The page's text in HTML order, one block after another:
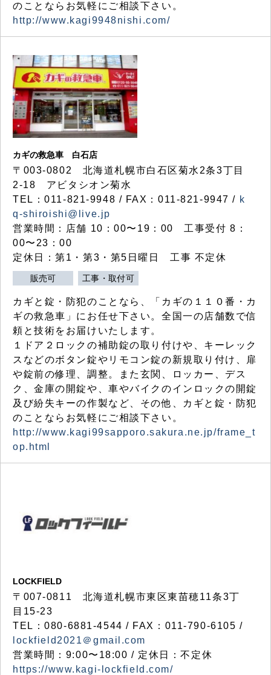
のことならお気軽にご相談下さい。
http://www.kagi9948nishi.com/
カギの救急車 白石店
〒003-0802 北海道札幌市白石区菊水2条3丁目
2-18 アビタシオン菊水
TEL：011-821-9948 / FAX：011-821-9947 / k
q-shiroishi@live.jp
営業時間：店舗 10：00〜19：00 工事受付 8：
00〜23：00
定休日：第1・第3・第5日曜日 工事 不定休
販売可 工事・取付可
カギと錠・防犯のことなら、「カギの１１０番・カ
ギの救急車」にお任せ下さい。全国一の店舗数で信
頼と技術をお届けいたします。
１ドア２ロックの補助錠の取り付けや、キーレック
スなどのボタン錠やリモコン錠の新規取り付け、扉
や錠前の修理、調整。また玄関、ロッカー、デス
ク、金庫の開錠や、車やバイクのインロックの開錠
及び紛失キーの作製など、その他、カギと錠・防犯
のことならお気軽にご相談下さい。
http://www.kagi99sapporo.sakura.ne.jp/frame_t
op.html
LOCKFIELD
〒007-0811 北海道札幌市東区東苗穂11条3丁
目15-23
TEL：080-6881-4544 / FAX：011-790-6105 /
lockfield2021＠gmail.com
営業時間：9:00〜18:00 / 定休日：不定休
https://www.kagi-lockfield.com/